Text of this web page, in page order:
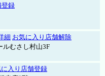
登録
細 お気に入り店舗解除
ルむさし村山3F
に入り店舗登録